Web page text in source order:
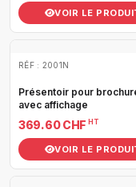
VOIR LE
RÉF : 2001N
Présentoir pour
avec affichage
369.60 CHF HT
VOIR LE